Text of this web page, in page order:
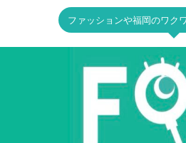
ファッションや福岡のワク